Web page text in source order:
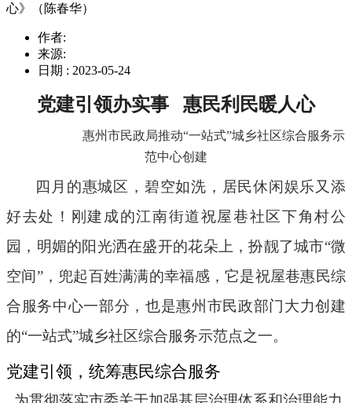
心》（陈春华）
作者:
来源:
日期 : 2023-05-24
党建引领办实事 惠民利民暖人心
惠州市民政局推动“一站式”城乡社区综合服务示
范中心创建
四月 的惠城区 ，碧空如洗， 居民休闲娱乐又添
好去处！
刚建成的江南街道祝屋巷社区下角村公
园 ，明媚的阳光洒在盛开的花朵上，扮靓了城市“微
空间”， 兜起百姓满满的幸福感，它是祝屋巷惠民综
合服务中心一部分，也是惠州市民政部门大力创建
的“一站式”城乡社区综合服务示范点之一。
党建引领，统筹惠民综合服务